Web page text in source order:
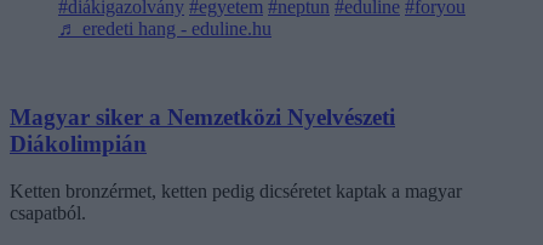
#diákigazolvány #egyetem #neptun #eduline #foryou
♬ eredeti hang - eduline.hu
Magyar siker a Nemzetközi Nyelvészeti
Diákolimpián
Ketten bronzérmet, ketten pedig dicséretet kaptak a magyar
csapatból.